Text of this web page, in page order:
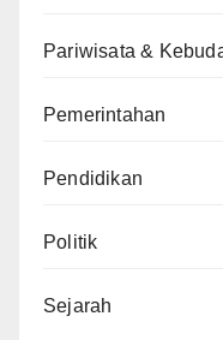
Pariwisata &
Pemerintahan
Pendidikan
Politik
Sejarah